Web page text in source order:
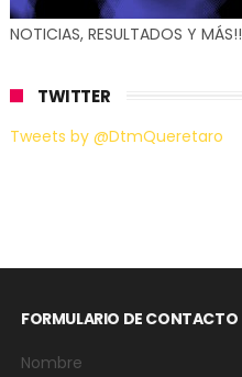
NOTICIAS, RESULTADOS Y MÁS!!
TWITTER
Tweets by @DtmQueretaro
FORMULARIO DE CONTACTO
Nombre